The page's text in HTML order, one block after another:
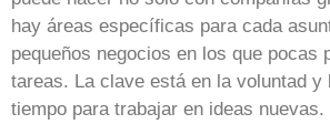
hay áreas específicas para cada
pequeños negocios en los que pocas
tareas. La clave está en la voluntad y
tiempo para trabajar en ideas nuevas.